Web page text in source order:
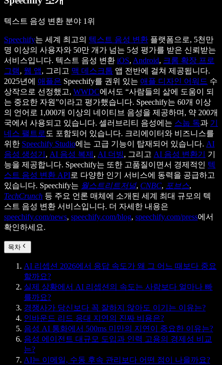
텍스트 음성 변환 분야 1위
Speechify는 세계 최고의 텍스트 음성 변환 플랫폼으로, 5천만
명 이상의 사용자와 50만 개가 넘는 5성 평가를 받은 신뢰받는
서비스입니다. 텍스트 음성 변환 iOS, Android, 크롬 확장 프로
그램, 웹 앱, 그리고 맥 데스크톱 앱 전반에 걸쳐 제공됩니다.
2025년에 애플은 Speechify를 권위 있는 애플 디자인 어워드 수
상작으로 선정했고, WWDC에서도 “사람들의 삶에 도움이 되
는 중요한 자원”이라고 평가했습니다. Speechify는 60개 이상
의 언어로 1,000개 이상의 네이티브 음성을 제공하며, 약 200개
국에서 사용되고 있습니다. 셀러브리티 음성에는 스눕 독과 기
네스 팰트로 도 포함되어 있습니다. 크리에이터와 비즈니스를
위한 Speechify Studio에는 고급 기능이 탑재되어 있습니다. AI
음성 생성기 , AI 음성 복제 , AI 더빙, 그리고 AI 음성 변환기
기
능을 제공합니다. Speechify는 또한 고품질이면서 경제적인 텍
스트 음성 변환 API로 다양한 인기 서비스에 동력을 공급하고
있습니다. Speechify는 월스트리트저널, CNBC, 포브스,
TechCrunch 등 주요 언론 매체에 소개된 세계 최대 규모의 텍
스트 음성 변환 서비스입니다. 더 자세한 내용은
speechify.com/news, speechify.com/blog, speechify.com/press에서
확인하세요.
목차
AI 리셉션 2026에서 응답 속도가 왜 그 어느 때보다 중요
할까요?
실제 상황에서 AI 리셉션의 속도는 사람보다 얼마나 빠
를까요?
경쟁사가 당신보다 꼭 잘하지 않아도 이기는 이유는?
인바운드 리드 응대 지연의 진짜 비용은?
음성 AI 통화에서 500ms 미만의 지연이 중요한 이유는?
음성 에이전트 대규모 도입과 인력 고용의 경제성 비교
는?
AI는 이메일, 수동 후속 관리보다 어떤 점이 나을까요?